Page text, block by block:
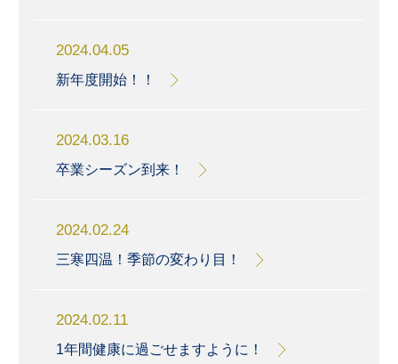
2024.04.05
新年度開始！！
2024.03.16
卒業シーズン到来！
2024.02.24
三寒四温！季節の変わり目！
2024.02.11
1年間健康に過ごせますように！